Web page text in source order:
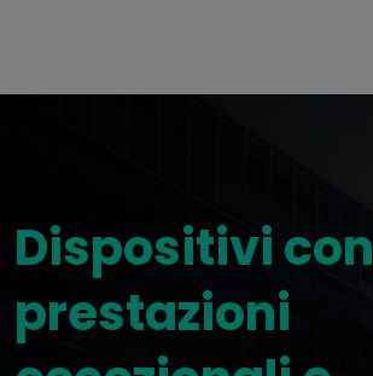
Dispositivi con
prestazioni